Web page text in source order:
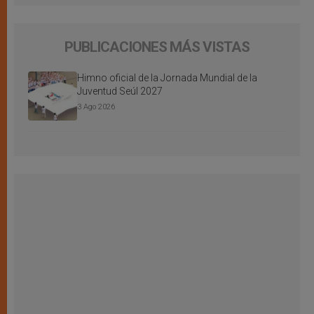
PUBLICACIONES MÁS VISTAS
Himno oficial de la Jornada Mundial de la
Juventud Seúl 2027
3 Ago 2026